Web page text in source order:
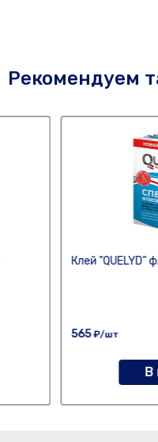
Рекомендуем
Клей "QUELYD"
565₽/шт
В